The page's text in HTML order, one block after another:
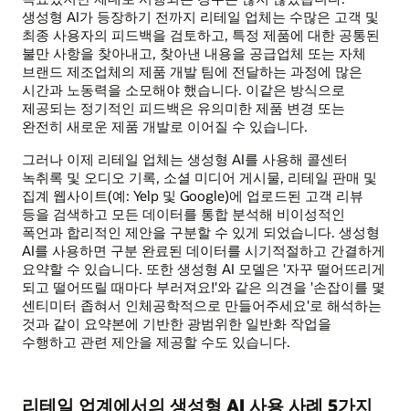
생성형 AI가 등장하기 전까지 리테일 업체는 수많은 고객 및
최종 사용자의 피드백을 검토하고, 특정 제품에 대한 공통된
불만 사항을 찾아내고, 찾아낸 내용을 공급업체 또는 자체
브랜드 제조업체의 제품 개발 팀에 전달하는 과정에 많은
시간과 노동력을 소모해야 했습니다. 이같은 방식으로
제공되는 정기적인 피드백은 유의미한 제품 변경 또는
완전히 새로운 제품 개발로 이어질 수 있습니다.
그러나 이제 리테일 업체는 생성형 AI를 사용해 콜센터
녹취록 및 오디오 기록, 소셜 미디어 게시물, 리테일 판매 및
집계 웹사이트(예: Yelp 및 Google)에 업로드된 고객 리뷰
등을 검색하고 모든 데이터를 통합 분석해 비이성적인
폭언과 합리적인 제안을 구분할 수 있게 되었습니다. 생성형
AI를 사용하면 구분 완료된 데이터를 시기적절하고 간결하게
요약할 수 있습니다. 또한 생성형 AI 모델은 '자꾸 떨어뜨리게
되고 떨어뜨릴 때마다 부러져요!'와 같은 의견을 '손잡이를 몇
센티미터 좁혀서 인체공학적으로 만들어주세요'로 해석하는
것과 같이 요약본에 기반한 광범위한 일반화 작업을
수행하고 관련 제안을 제공할 수도 있습니다.
리테일 업계에서의 생성형 AI 사용 사례 5가지